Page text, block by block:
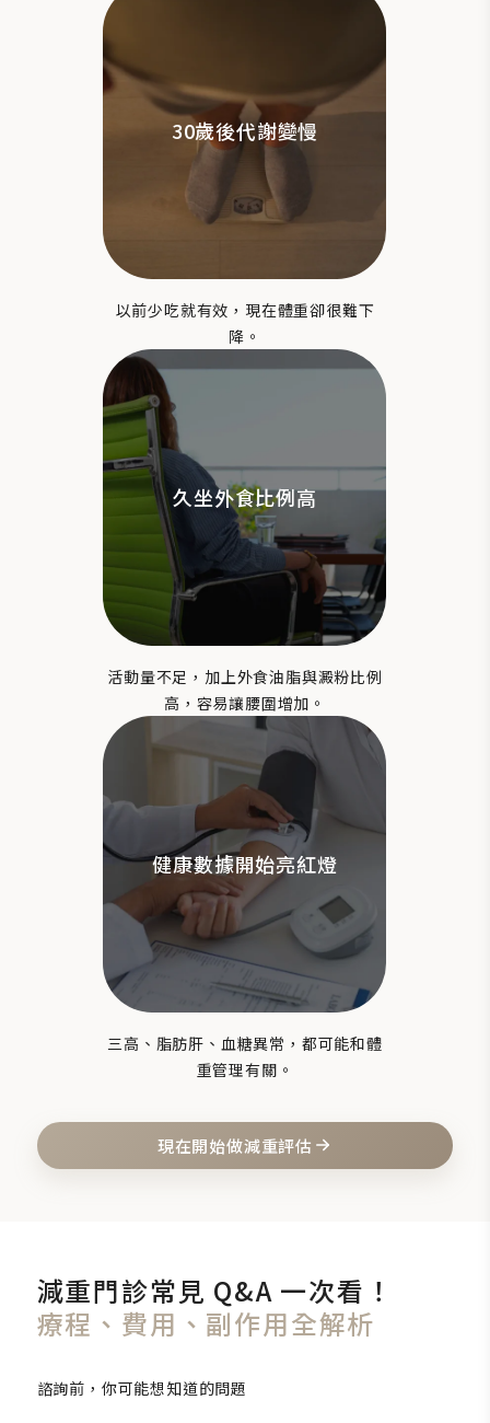
30歲後代謝變慢
以前少吃就有效，現在體重卻很難下
降。
久坐外食比例高
活動量不足，加上外食油脂與澱粉比例
高，容易讓腰圍增加。
健康數據開始亮紅燈
三高、脂肪肝、血糖異常，都可能和體
重管理有關。
現在開始做減重評估
減重門診常見 Q&A 一次看！
療程、費用、副作用全解析
諮詢前，你可能想知道的問題